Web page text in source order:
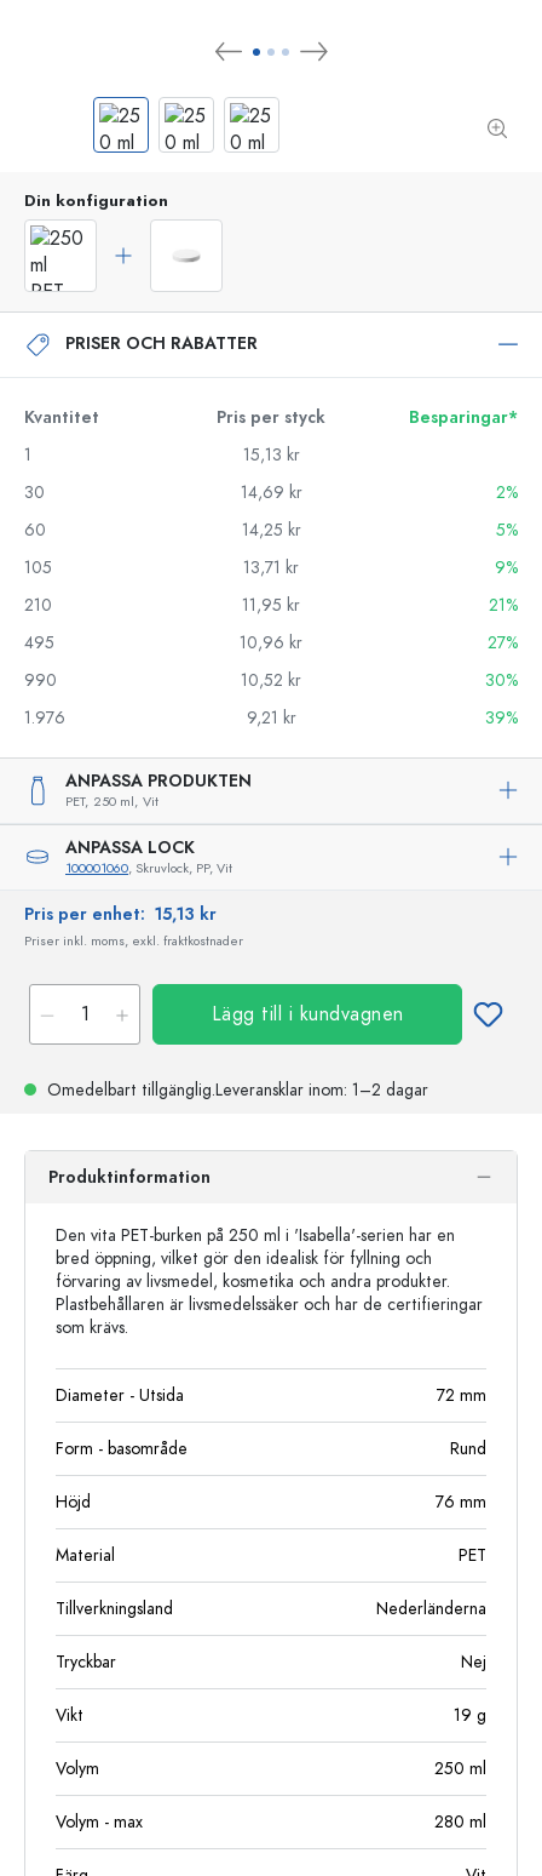
Din konfiguration
PRISER OCH RABATTER
Kvantitet Pris per styck
Besparingar*
1
15,13 kr
30
14,69 kr
2%
60
14,25 kr
5%
105
13,71 kr
9%
210
11,95 kr
21%
495
10,96 kr
27%
990
10,52 kr
30%
1.976
9,21 kr 39%
ANPASSA PRODUKTEN
PET, 250 ml, Vit
ANPASSA LOCK
100001060, Skruvlock, PP, Vit
Pris per enhet: 15,13 kr
Priser inkl. moms, exkl. fraktkostnader
Lägg till i kundvagnen
Omedelbart tillgänglig.Leveransklar inom: 1–2 dagar
Produktinformation
Den vita PET-burken på 250 ml i 'Isabella'-serien har en
bred öppning, vilket gör den idealisk för fyllning och
förvaring av livsmedel, kosmetika och andra produkter.
Plastbehållaren är livsmedelssäker och har de certifieringar
som krävs.
Diameter - Utsida 72 mm
Form - basområde Rund
Höjd 76 mm
Material PET
Tillverkningsland Nederländerna
Tryckbar Nej
Vikt 19 g
Volym 250 ml
Volym - max 280 ml